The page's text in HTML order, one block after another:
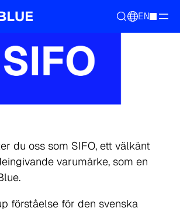
EN
du oss som SIFO, ett välkänt
varumärke, som en
förståelse för den svenska